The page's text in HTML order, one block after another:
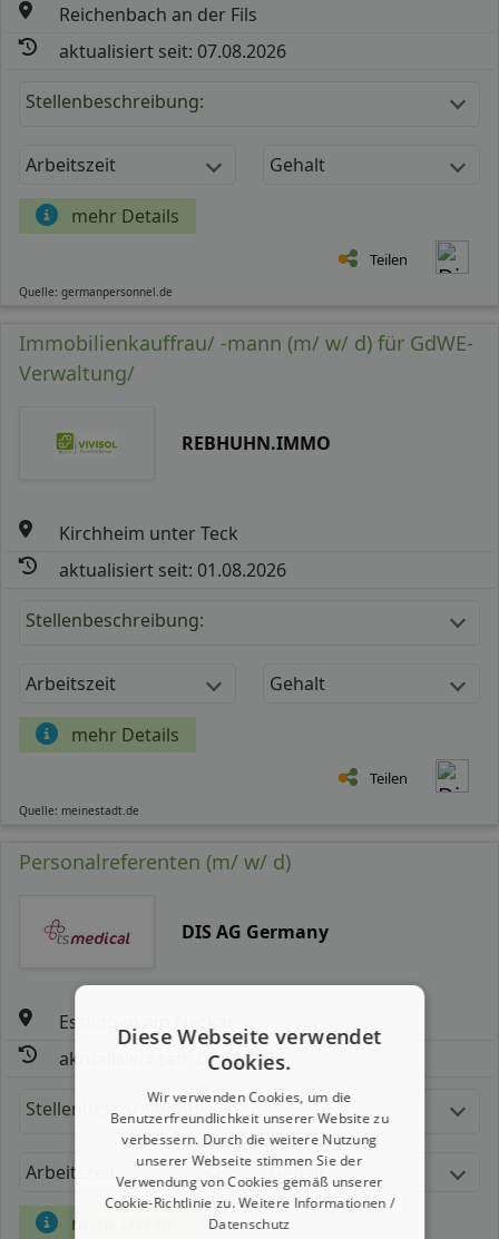
Reichenbach an der Fils
aktualisiert seit: 07.08.2026
Stellenbeschreibung:
Arbeitszeit Gehalt
mehr Details
Teilen
Quelle: germanpersonnel.de
Immobilienkauffrau/ -mann (m/ w/ d) für GdWE-
Verwaltung/
REBHUHN.IMMO
Kirchheim unter Teck
aktualisiert seit: 01.08.2026
Stellenbeschreibung:
Arbeitszeit Gehalt
mehr Details
Teilen
Quelle: meinestadt.de
Personalreferenten (m/ w/ d)
DIS AG Germany
Esslingen am Neckar
aktualisiert seit: 07.08.2026
Stellenbeschreibung:
Arbeitszeit Gehalt
mehr Details
Diese Webseite verwendet
Cookies.
Wir verwenden Cookies, um die
Benutzerfreundlichkeit unserer Website zu
verbessern. Durch die weitere Nutzung
unserer Webseite stimmen Sie der
Verwendung von Cookies gemäß unserer
Cookie-Richtlinie zu.Weitere Informationen /
Datenschutz